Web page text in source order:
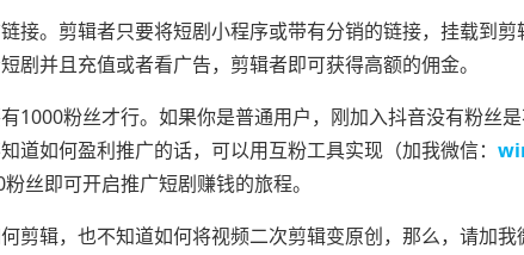
接。剪辑者只要将短剧小程序或带有分销的链接，挂载到剪
并且充值或者看广告，剪辑者即可获得高额的佣金。
1000粉丝才行。如果你是普通用户，刚加入抖音没有粉丝
如何盈利推广的话，可以用互粉工具实现（加我微信：
丝即可开启推广短剧赚钱的旅程。
剪辑，也不知道如何将视频二次剪辑变原创，那么，请加我